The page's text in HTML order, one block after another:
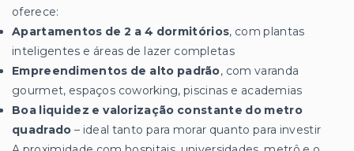
oferece:
Apartamentos de 2 a 4 dormitórios, com plantas
inteligentes e áreas de lazer completas
Empreendimentos de alto padrão, com varanda
gourmet, espaços coworking, piscinas e academias
Boa liquidez e valorização constante do metro
quadrado – ideal tanto para morar quanto para investir